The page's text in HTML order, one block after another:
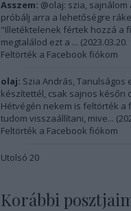
Asszem: @olaj: szia,
próbálj arra a lehetőségre
"Illetéktelenek fértek hozzá a
megtalálod ezt a ... (2023.03.20.
Feltörték a Facebook fiókom
olaj: Szia András, Tanulságos
készítettél, csak sajnos későn
Hétvégén nekem is feltörték a
tudom visszaállítani, mive... (
Feltörték a Facebook fiókom
Utolsó 20
Korábbi